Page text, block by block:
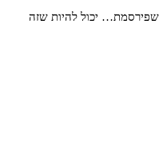
יכול להיות שזה